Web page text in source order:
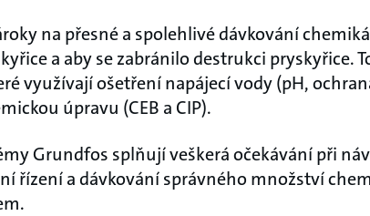
na přesné a spolehlivé dávkování
a aby se zabránilo destrukci pryskyřice.
využívají ošetření napájecí vody (pH,
úpravu (CEB a CIP).
Grundfos splňují veškerá očekávání při
řízení a dávkování správného množství